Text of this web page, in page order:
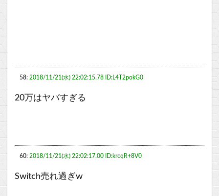
58: 2018/11/21(水) 22:02:15.78 ID:L4T2pokG0
20万はヤバすぎる
60: 2018/11/21(水) 22:02:17.00 ID:krcqR+8V0
Switch売れ過ぎw